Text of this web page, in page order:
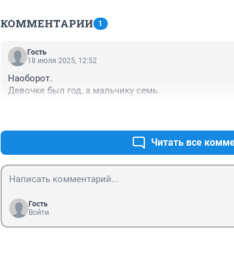
КОММЕНТАРИИ 1
Гость
18 июля 2025, 12:52
Наоборот.
Девочке был год, а мальчику семь.
Читать все
Гость
Войти